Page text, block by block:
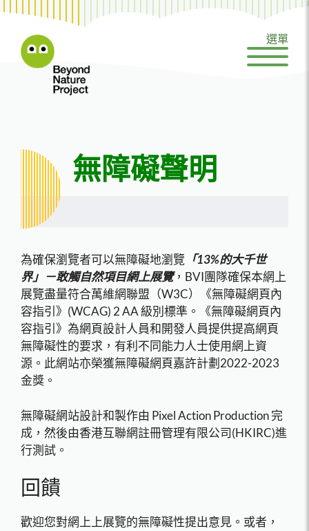
選單
無障礙聲明
為確保瀏覽者可以無障礙地瀏覽 「13%的大千世
界」－敢觸自然項目網上展覽，BVI團隊確保本網上
展覽盡量符合萬維網聯盟（W3C）《無障礙網頁內
容指引》(WCAG) 2 AA 級別標準。《無障礙網頁內
容指引》為網頁設計人員和開發人員提供提高網頁
無障礙性的要求，有利不同能力人士使用網上資
源。此網站亦榮獲無障礙網頁嘉許計劃2022-2023
金獎。
無障礙網站設計和製作由 Pixel Action Production 完
成，然後由香港互聯網註冊管理有限公司(HKIRC)進
行測試。
回饋
歡迎您對網上上展覽的無障礙性提出意見。或者，